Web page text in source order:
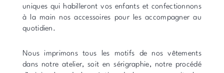
uniques qui habilleront vos enfants et confectionnons
à la main nos accessoires pour les accompagner au
quotidien.
Nous imprimons tous les motifs de nos vêtements
dans notre atelier, soit en sérigraphie, notre procédé